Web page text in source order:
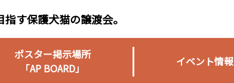
す保護犬猫の譲渡会。
ポスター掲示場所
「AP BOARD」
イベント情報